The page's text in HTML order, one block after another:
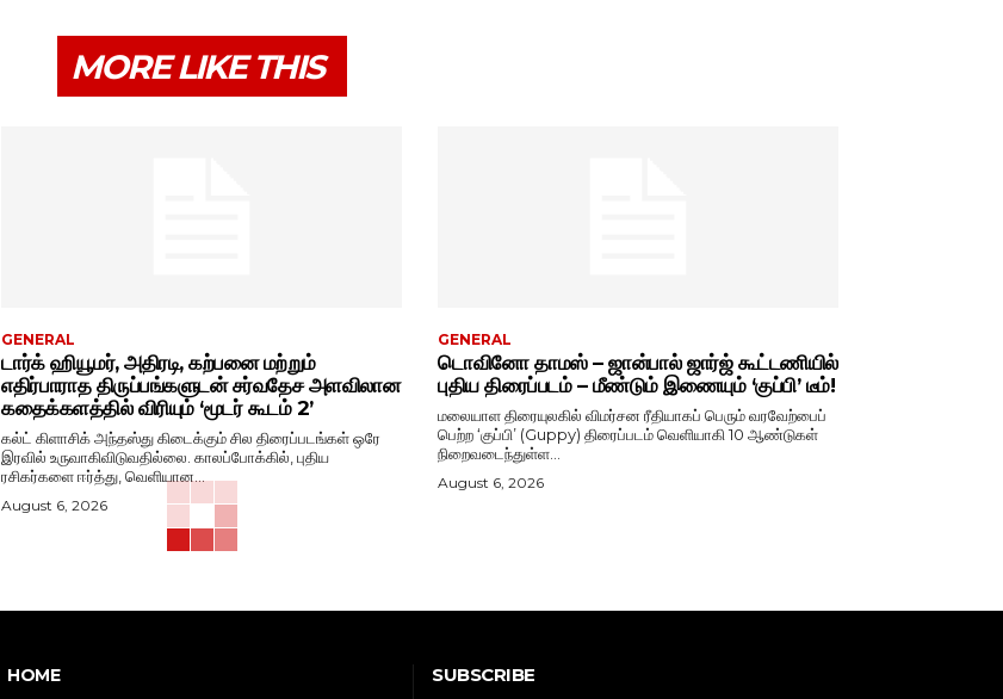
MORE LIKE THIS
GENERAL
டார்க் ஹியூமர், அதிரடி, கற்பனை மற்றும்
எதிர்பாராத திருப்பங்களுடன் சர்வதேச அளவிலான
கதைக்களத்தில் விரியும் ‘மூடர் கூடம் 2’
கல்ட் கிளாசிக் அந்தஸ்து கிடைக்கும் சில திரைப்படங்கள் ஒரே
இரவில் உருவாகிவிடுவதில்லை. காலப்போக்கில், புதிய
ரசிகர்களை ஈர்த்து, வெளியான...
August 6, 2026
GENERAL
டொவினோ தாமஸ் – ஜான்பால் ஜார்ஜ் கூட்டணியில்
புதிய திரைப்படம் – மீண்டும் இணையும் ‘குப்பி’ டீம்!
மலையாள திரையுலகில் விமர்சன ரீதியாகப் பெரும் வரவேற்பைப்
பெற்ற ‘குப்பி’ (Guppy) திரைப்படம் வெளியாகி 10 ஆண்டுகள்
நிறைவடைந்துள்ள...
August 6, 2026
HOME
SUBSCRIBE